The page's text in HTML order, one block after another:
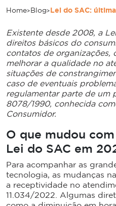
Home>Blog>Lei do SAC:
Existente desde 2008, a
direitos básicos do
contatos de organizações,
melhorar a qualidade no
situações de
caso de eventuais
regulamentar parte de um
8078/1990, conhecida
Consumidor.
O que mudou
Lei do SAC em
Para acompanhar as
tecnologia, as mudanças
a receptividade no
11.034/2022. Algumas